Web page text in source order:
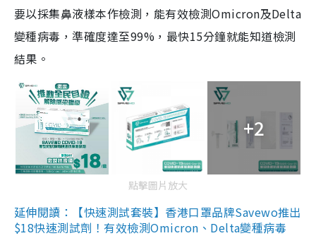
要以採集鼻液樣本作檢測，能有效檢測Omicron及Delta
變種病毒，準確度達至99%，最快15分鐘就能知道檢測
結果。
+2
點擊圖片放大
延伸閱讀：【快速測試套裝】香港口罩品牌Savewo推出
$18快速測試劑！有效檢測Omicron、Delta變種病毒